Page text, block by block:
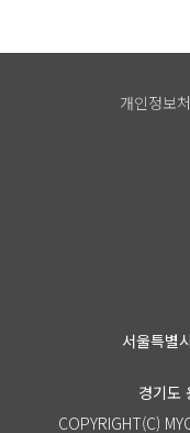
개인정보
서울특별
경기도
COPYRIGHT(C)